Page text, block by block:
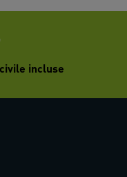
incluse